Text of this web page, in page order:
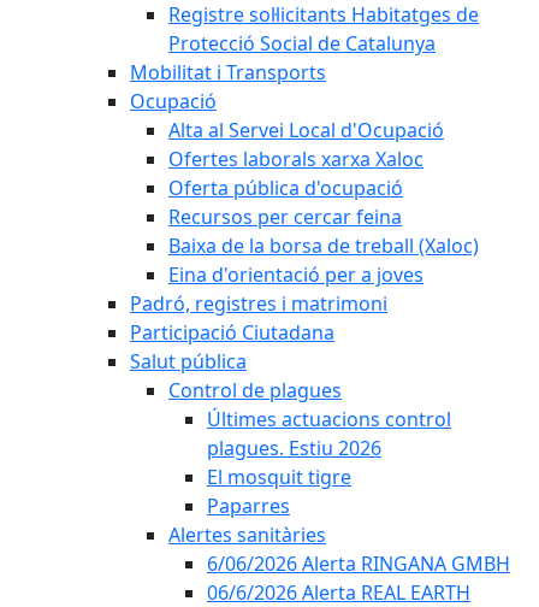
Registre sol·licitants Habitatges de
Protecció Social de Catalunya
Mobilitat i Transports
Ocupació
Alta al Servei Local d'Ocupació
Ofertes laborals xarxa Xaloc
Oferta pública d'ocupació
Recursos per cercar feina
Baixa de la borsa de treball (Xaloc)
Eina d'orientació per a joves
Padró, registres i matrimoni
Participació Ciutadana
Salut pública
Control de plagues
Últimes actuacions control
plagues. Estiu 2026
El mosquit tigre
Paparres
Alertes sanitàries
6/06/2026 Alerta RINGANA GMBH
06/6/2026 Alerta REAL EARTH